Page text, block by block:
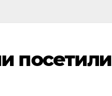
посетили